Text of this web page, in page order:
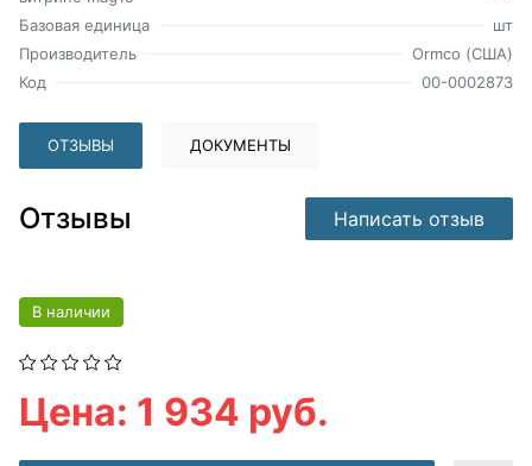
Базовая единица
шт
Производитель
Ormco (США)
Код
00-0002873
ОТЗЫВЫ ДОКУМЕНТЫ
Отзывы Написать отзыв
В наличии
Цена: 1 934 руб.